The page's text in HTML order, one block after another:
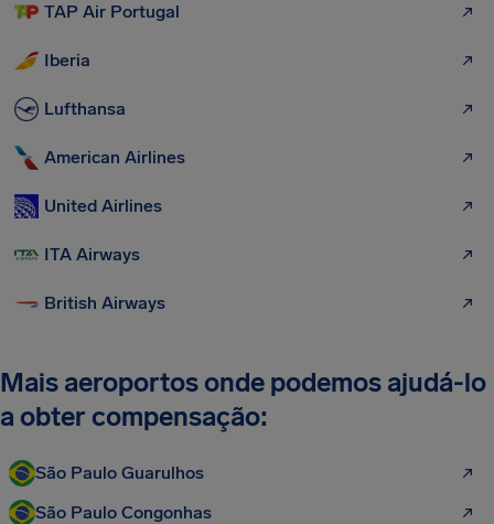
TAP Air Portugal
Iberia
Lufthansa
American Airlines
United Airlines
ITA Airways
British Airways
Mais aeroportos onde podemos ajudá-lo
a obter compensação:
São Paulo Guarulhos
São Paulo Congonhas